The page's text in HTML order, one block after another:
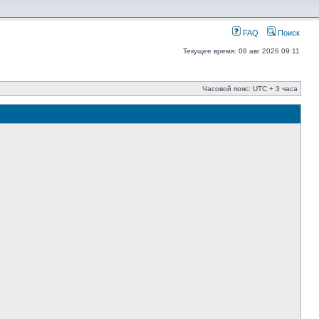
FAQ Поиск
Текущее время: 08 авг 2026 09:11
Часовой пояс: UTC + 3 часа